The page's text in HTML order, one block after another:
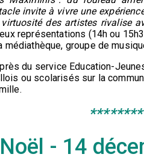
invite à vivre une
des artistes rivalise
représentations (14h ou
médiathèque, groupe de
du service Education-
ou scolarisés sur la
- 14